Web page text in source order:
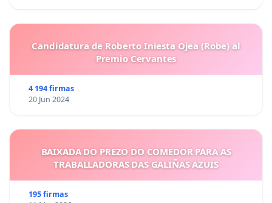
Candidatura de Roberto Iniesta Ojea (Robe) al
Premio Cervantes
4 194 firmas
20 Jun 2024
BAIXADA DO PREZO DO COMEDOR PARA AS
TRABALLADORAS DAS GALIÑAS AZUIS
195 firmas